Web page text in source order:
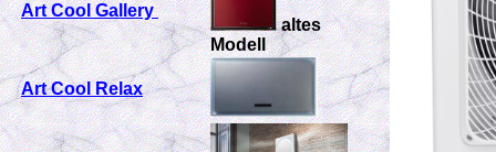
Art Cool Gallery
altes
Modell
Art Cool Relax